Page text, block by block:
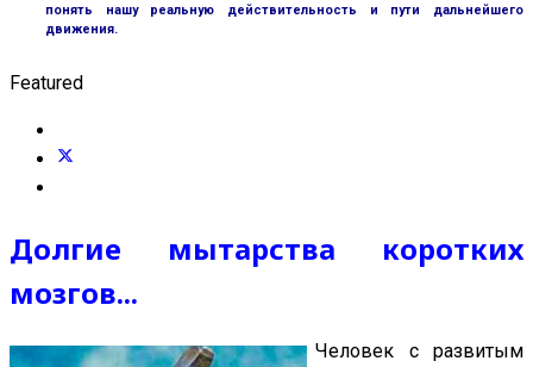
понять нашу реальную действительность и пути дальнейшего
движения.
Featured
Долгие мытарства коротких
мозгов...
Человек с развитым